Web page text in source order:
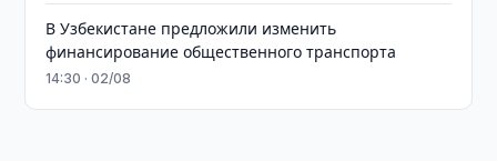
В Узбекистане предложили изменить
финансирование общественного транспорта
14:30 · 02/08